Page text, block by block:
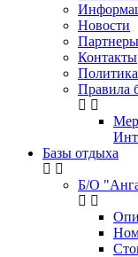
Новости
Партнеры
Контакты
Правила
Базы отдыха
Б/О